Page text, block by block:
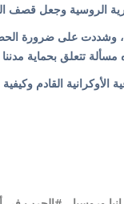
الروسية وجعل قصف
وشددت على ضرورة
تتعلق بحماية مدننا
الأوكرانية القادم